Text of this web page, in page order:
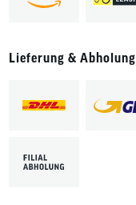
Lieferung & Abholung